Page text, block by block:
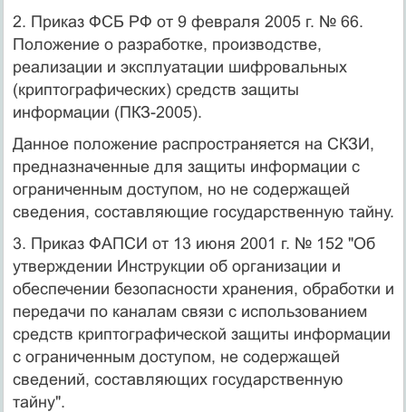
2. Приказ ФСБ РФ от 9 февраля 2005 г. № 66.
Положение о разработке, производстве,
реализации и эксплуатации шифровальных
(криптографических) средств защиты
информации (ПКЗ-2005).
Данное положение распространяется на СКЗИ,
предназначенные для защиты информации с
ограниченным доступом, но не содержащей
сведения, составляющие государственную тайну.
3. Приказ ФАПСИ от 13 июня 2001 г. № 152 "Об
утверждении Инструкции об организации и
обеспечении безопасности хранения, обработки и
передачи по каналам связи с использованием
средств криптографической защиты информации
с ограниченным доступом, не содержащей
сведений, составляющих государственную
тайну".